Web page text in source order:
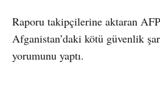
Raporu takipçilerine aktaran
Afganistan’daki kötü güvenlik
yorumunu yaptı.